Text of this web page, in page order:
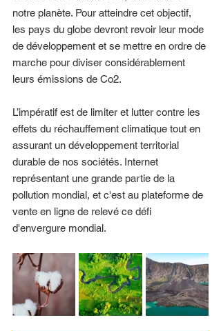
notre planète. Pour atteindre cet objectif,
les pays du globe devront revoir leur mode
de développement et se mettre en ordre de
marche pour diviser considérablement
leurs émissions de Co2.
L’impératif est de limiter et lutter contre les
effets du réchauffement climatique tout en
assurant un développement territorial
durable de nos sociétés. Internet
représentant une grande partie de la
pollution mondial, et c'est au plateforme de
vente en ligne de relevé ce défi
d'envergure mondial.